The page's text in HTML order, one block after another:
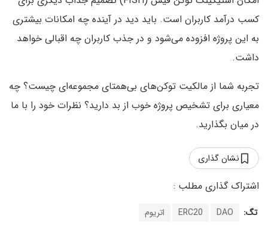
کسب درآمد کاربران است. باید دید در آینده چه امکانات بیشتری
به این پروژه افزوده می‌شود و در جذب کاربران چه اقبالی خواهد
داشت.
تجربه شما از مالکیت توکن‌های بی‌همتای مجموعه‌ای چیست؟ چه
معیاری برای تشخیص پروژه خوب از بد دارید؟ نظرات خود را با ما
در میان بگذارید.
نشان گذاری
تگ: DAO
ERC20 اتریوم